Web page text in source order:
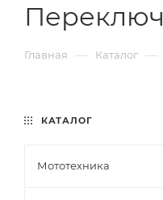
Главная — Каталог —
КАТАЛОГ
Мототехника